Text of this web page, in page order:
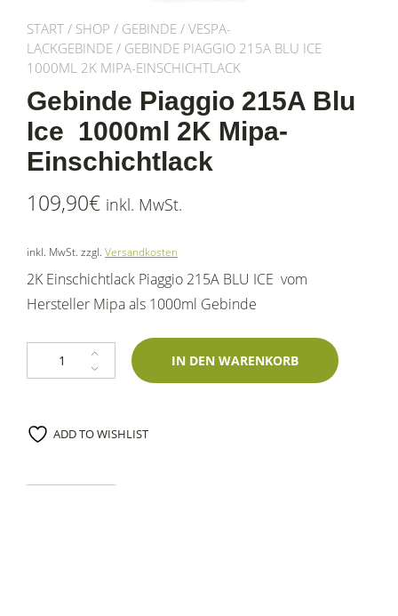
START / SHOP / GEBINDE / VESPA-
LACKGEBINDE / GEBINDE PIAGGIO 215A BLU ICE
1000ML 2K MIPA-EINSCHICHTLACK
Gebinde Piaggio 215A Blu
Ice 1000ml 2K Mipa-
Einschichtlack
109,90€ inkl. MwSt.
inkl. MwSt. zzgl. Versandkosten
2K Einschichtlack Piaggio 215A BLU ICE vom
Hersteller Mipa als 1000ml Gebinde
Gebinde Piaggio 215A Blu Ice 1000ml 2K Mipa-Einschichtlack Menge
IN DEN WARENKORB
ADD TO WISHLIST